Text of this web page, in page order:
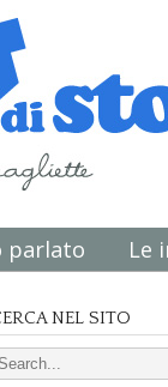
parlato Le
NEL SITO
Search for: